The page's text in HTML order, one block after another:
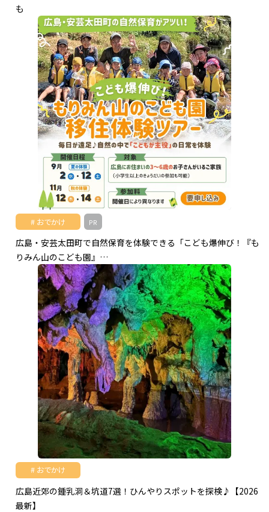
も
おでかけ PR
広島・安芸太田町で自然保育を体験できる「こども爆伸び！『も
りみん山のこども園』…
おでかけ
広島近郊の鍾乳洞＆坑道7選！ひんやりスポットを探検♪【2026
最新】